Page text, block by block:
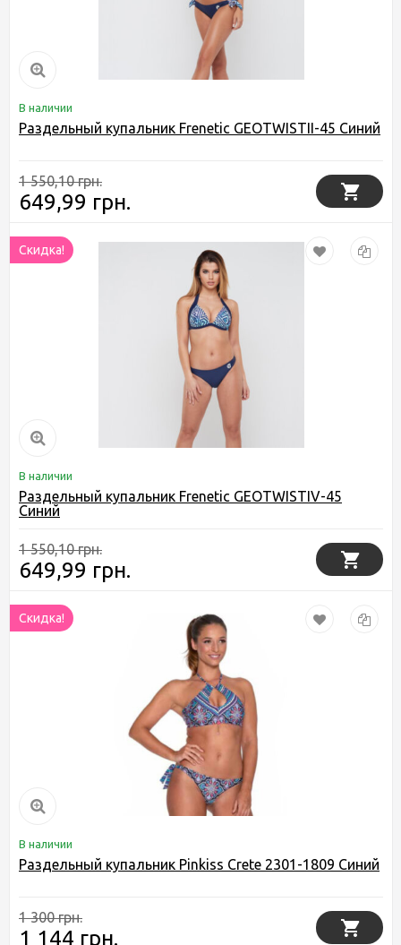
В наличии
Раздельный купальник Frenetic GEOTWISTII-45 Синий
1 550,10 грн.
649,99 грн.
Скидка!
В наличии
Раздельный купальник Frenetic GEOTWISTIV-45
Синий
1 550,10 грн.
649,99 грн.
Скидка!
В наличии
Раздельный купальник Pinkiss Crete 2301-1809 Синий
1 300 грн.
1 144 грн.